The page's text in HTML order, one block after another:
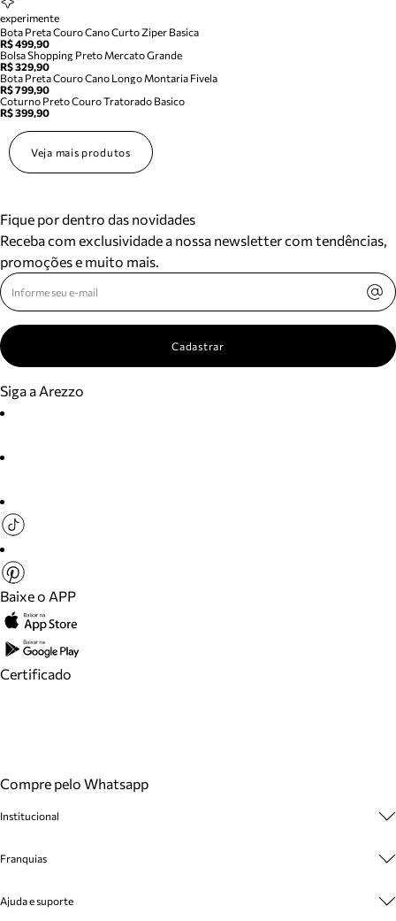
experimente
Bota Preta Couro Cano Curto Ziper Basica
R$ 499,90
Bolsa Shopping Preto Mercato Grande
R$ 329,90
Bota Preta Couro Cano Longo Montaria Fivela
R$ 799,90
Coturno Preto Couro Tratorado Basico
R$ 399,90
Veja mais produtos
Fique por dentro das novidades
Receba com exclusividade a nossa newsletter com tendências,
promoções e muito mais.
Cadastrar
Siga a Arezzo
Baixe o APP
Certificado
Compre pelo Whatsapp
Institucional
Cashback
Venda Corporativa
Franquias
Plano de Negócio
Ajuda e suporte